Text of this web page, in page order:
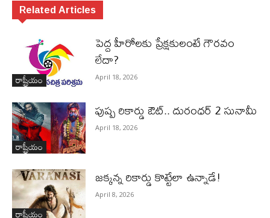
Related Articles
రాష్ట్రీయం
పెద్ద హీరోల‌కు ప్రేక్ష‌కులంటే గౌర‌వం
లేదా?
April 18, 2026
రాష్ట్రీయం
పుష్ప రికార్డు ఔట్‌.. దురంధ‌ర్ 2 సునామీ
April 18, 2026
రాష్ట్రీయం
జ‌క్క‌న్న రికార్డు కొట్టేలా ఉన్నాడే!
April 8, 2026